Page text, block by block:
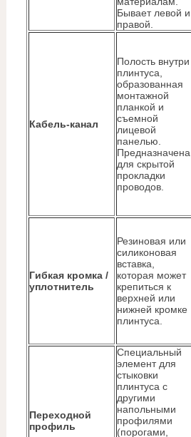
Бывает левой и
правой.
Кабель-канал
Полость внутри
плинтуса,
образованная
монтажной
планкой и
съемной
лицевой
панелью.
Предназначена
для скрытой
прокладки
проводов.
Гибкая кромка /
уплотнитель
Резиновая или
силиконовая
вставка,
которая может
крепиться к
верхней или
нижней кромке
плинтуса.
Переходной
профиль
Специальный
элемент для
стыковки
плинтуса с
другими
напольными
профилями
(порогами,